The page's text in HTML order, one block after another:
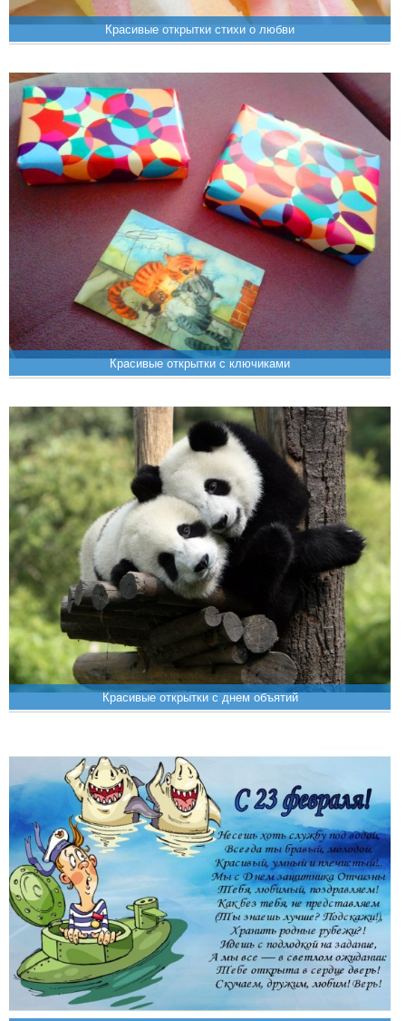
Красивые открытки стихи о любви
Крaсивые открытки с ключикaми
Крaсивые открытки с днем объятий